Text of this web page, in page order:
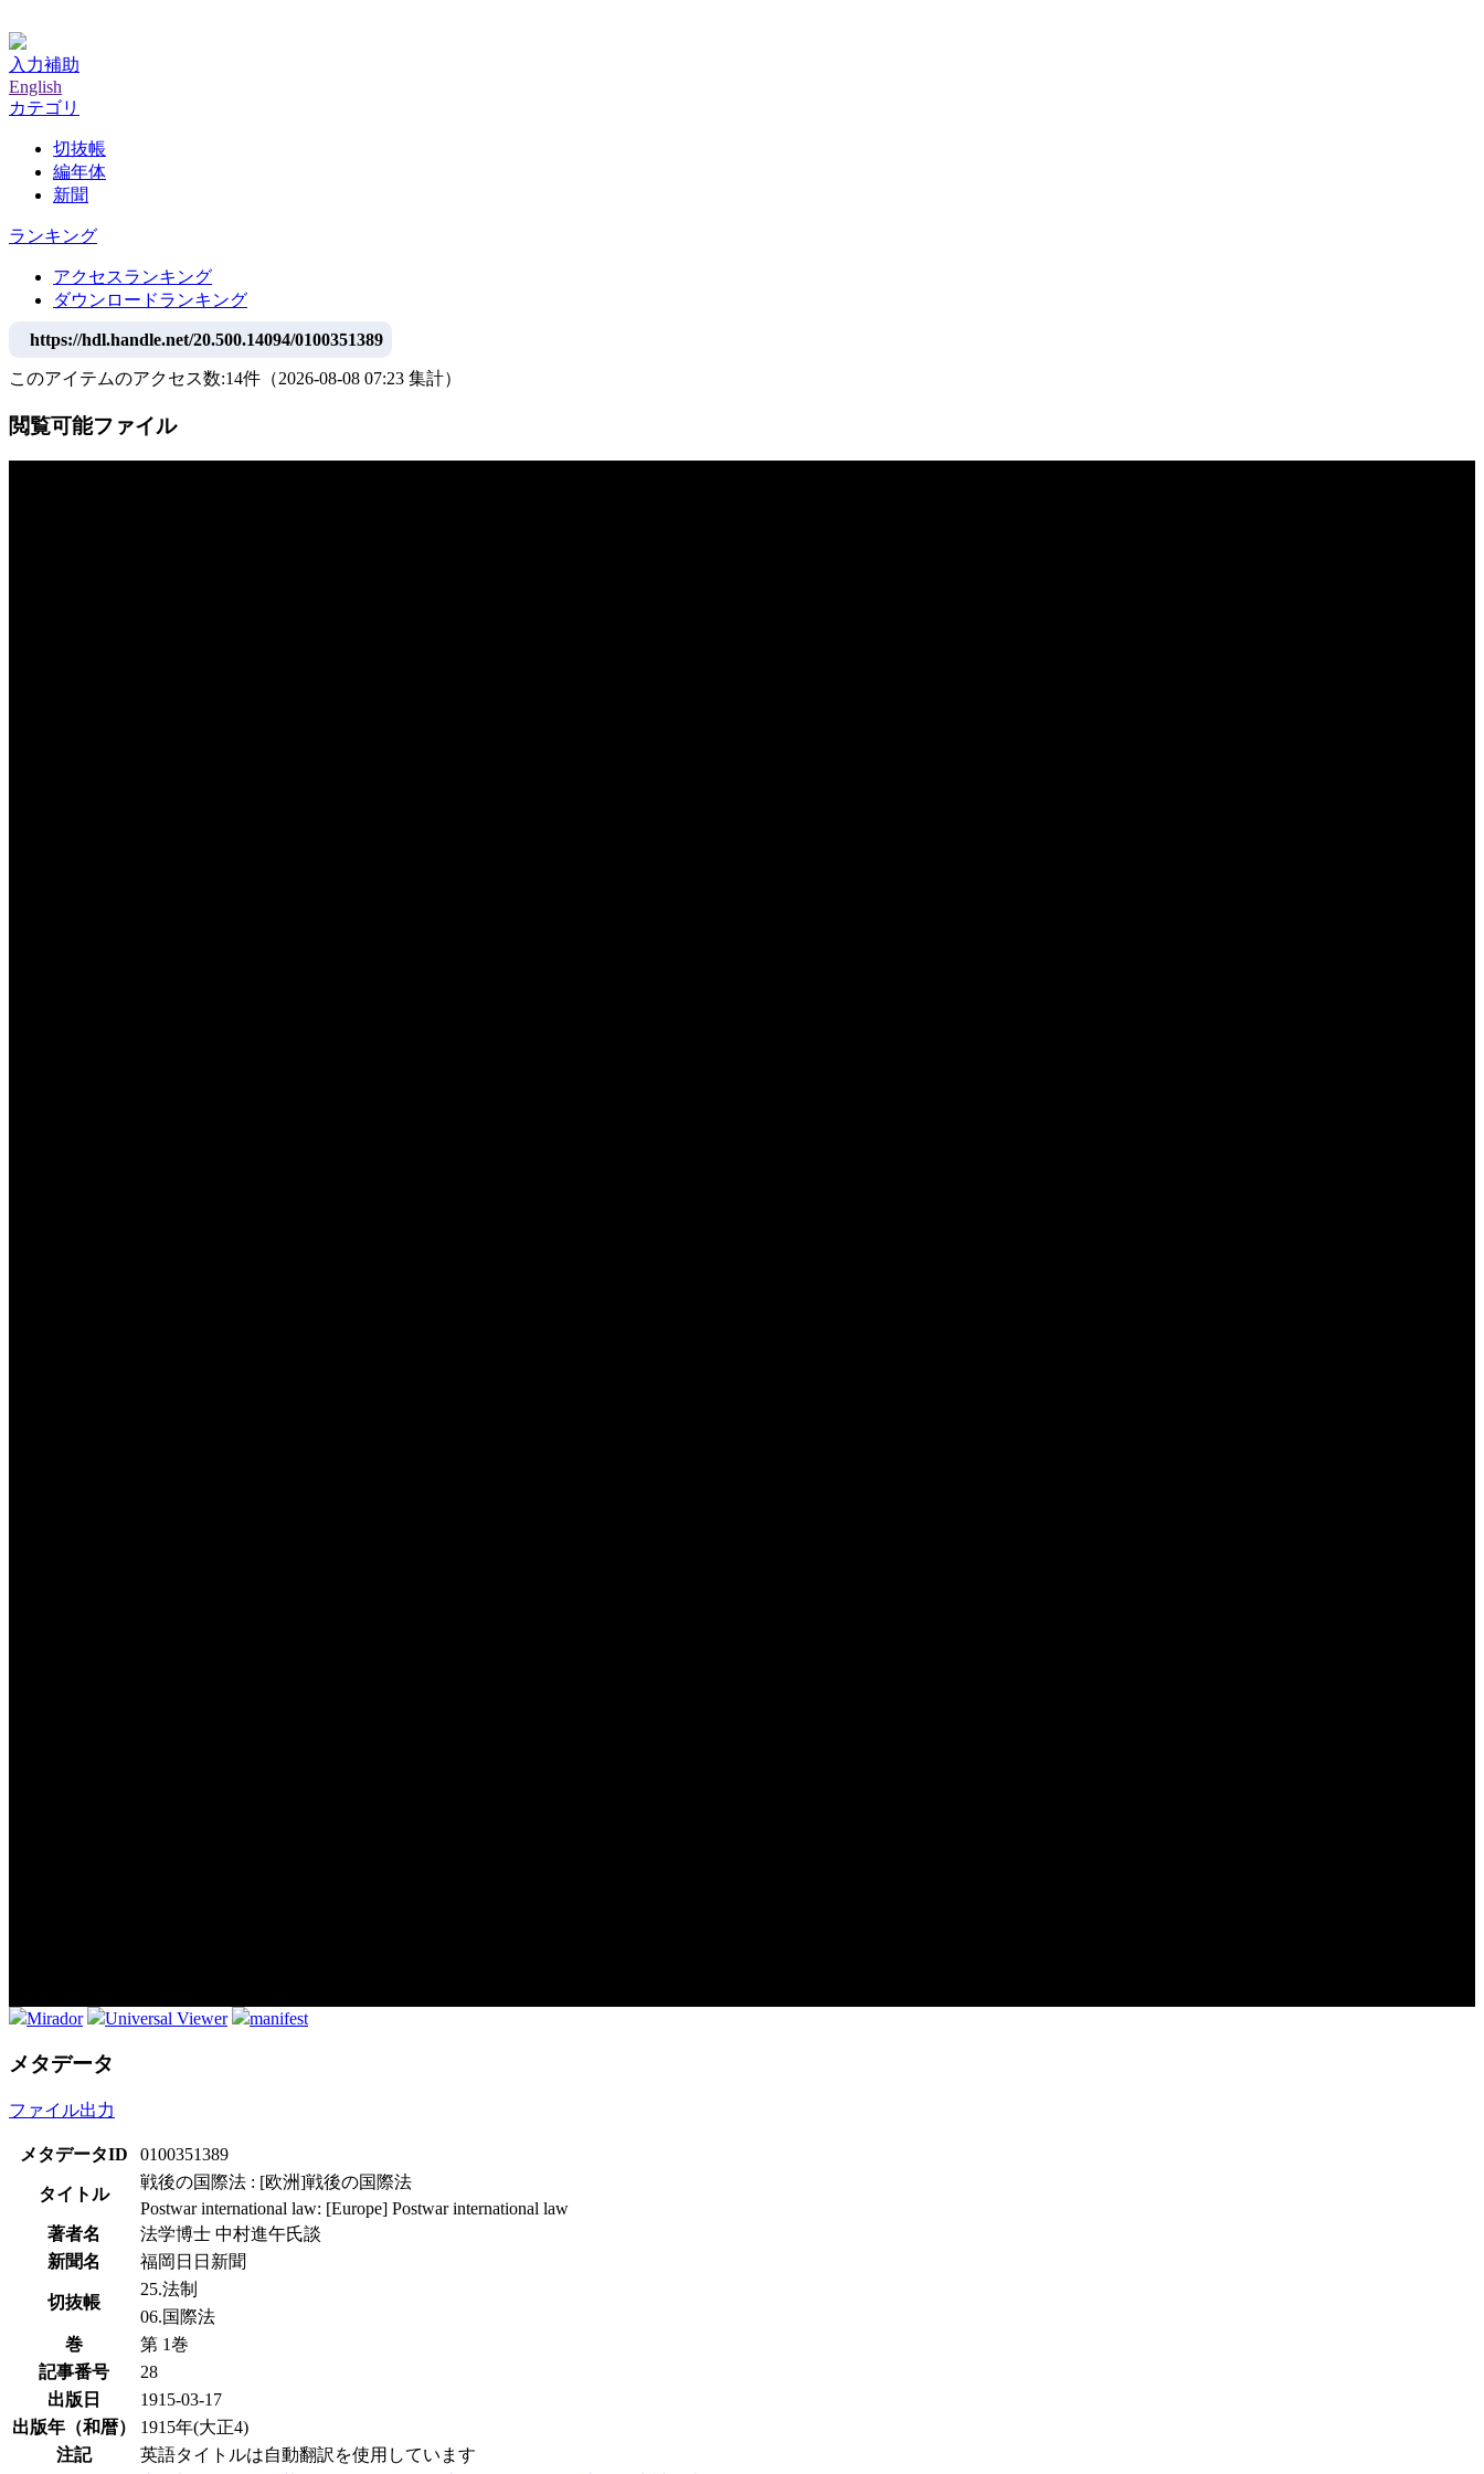
入力補助
English
カテゴリ
切抜帳
編年体
新聞
ランキング
アクセスランキング
ダウンロードランキング
https://hdl.handle.net/20.500.14094/0100351389
このアイテムのアクセス数:14件 （2026-08-08 07:23 集計）
閲覧可能ファイル
Mirador Universal Viewer manifest
メタデータ
ファイル出力
メタデータID 0100351389
タイトル
戦後の国際法 : [欧洲]戦後の国際法
Postwar international law: [Europe] Postwar international law
著者名
法学博士 中村進午氏談
新聞名
福岡日日新聞
切抜帳
25.法制
06.国際法
巻
第 1巻
記事番号
28
出版日
1915-03-17
出版年（和暦）
1915年(大正4)
注記
英語タイトルは自動翻訳を使用しています